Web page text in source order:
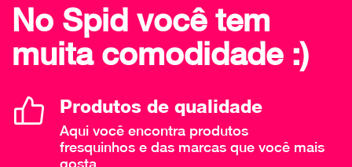
No Spid você tem
muita comodidade :)
Produtos de qualidade
Aqui você encontra produtos
fresquinhos e das marcas que você mais
gosta.